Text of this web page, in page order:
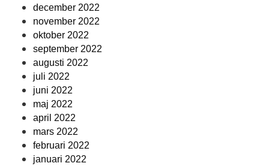
december 2022
november 2022
oktober 2022
september 2022
augusti 2022
juli 2022
juni 2022
maj 2022
april 2022
mars 2022
februari 2022
januari 2022